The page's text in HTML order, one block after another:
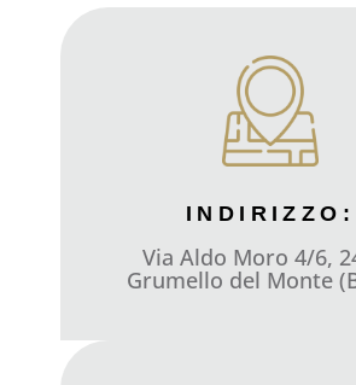
INDIRIZZO:
Via Aldo Moro 4/6,
Grumello del Monte